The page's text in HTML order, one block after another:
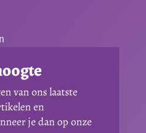
van ons laatste
en
je dan op onze